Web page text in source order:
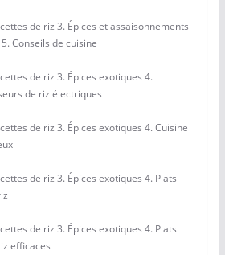
de riz 3. Épices et assaisonnements
Conseils de cuisine
de riz 3. Épices exotiques 4.
de riz électriques
de riz 3. Épices exotiques 4. Cuisine
de riz 3. Épices exotiques 4. Plats
de riz 3. Épices exotiques 4. Plats
efficaces